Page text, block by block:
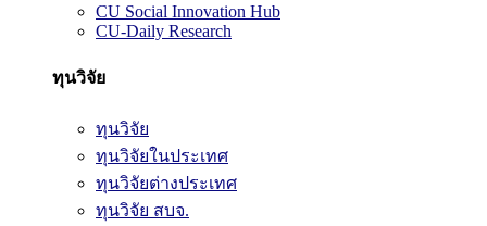
CU Social Innovation Hub
CU-Daily Research
ทุนวิจัย
ทุนวิจัย
ทุนวิจัยในประเทศ
ทุนวิจัยต่างประเทศ
ทุนวิจัย สบจ.